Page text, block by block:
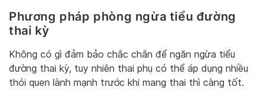
Phương pháp phòng ngừa tiểu đường
thai kỳ
Không có gì đảm bảo chắc chắn để ngăn ngừa tiểu
đường thai kỳ, tuy nhiên thai phụ có thể áp dụng nhiều
thói quen lành mạnh trước khi mang thai thì càng tốt.